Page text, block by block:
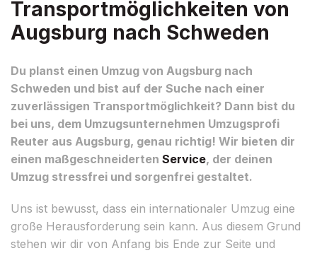
Transportmöglichkeiten von
Augsburg nach Schweden
Du planst einen Umzug von Augsburg nach
Schweden und bist auf der Suche nach einer
zuverlässigen Transportmöglichkeit? Dann bist du
bei uns, dem Umzugsunternehmen Umzugsprofi
Reuter aus Augsburg, genau richtig! Wir bieten dir
einen maßgeschneiderten Service, der deinen
Umzug stressfrei und sorgenfrei gestaltet.
Uns ist bewusst, dass ein internationaler Umzug eine
große Herausforderung sein kann. Aus diesem Grund
stehen wir dir von Anfang bis Ende zur Seite und